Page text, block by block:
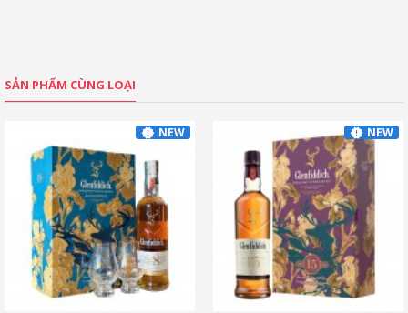
SẢN PHẨM CÙNG LOẠI
NEW NEW